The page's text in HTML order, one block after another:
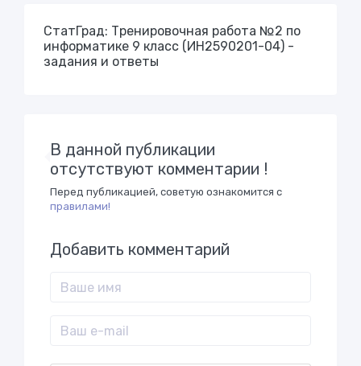
СтатГрад: Тренировочная работа №2 по
информатике 9 класс (ИН2590201-04) -
задания и ответы
В данной публикации
отсутствуют комментарии !
Перед публикацией, советую ознакомится с
правилами!
Добавить комментарий